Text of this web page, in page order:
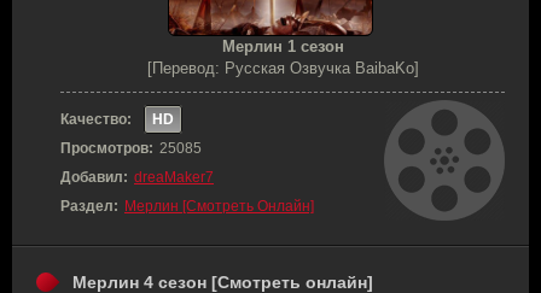
Мерлин 1 сезон
[Перевод: Русская Озвучка BaibaKo]
Качество:
HD
Просмотров: 25085
Добавил: dreaMaker7
Раздел: Мерлин [Смотреть Онлайн]
Мерлин 4 сезон [Смотреть онлайн]